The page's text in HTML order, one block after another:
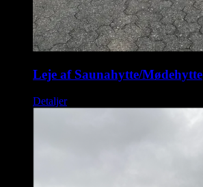
Leje af Saunahytte/Mødehytte
Detaljer